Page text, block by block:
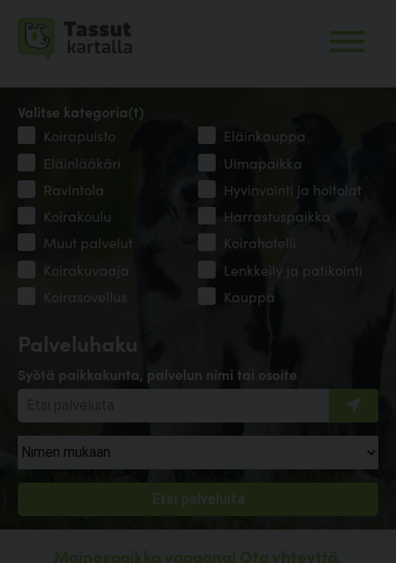
Palveluhaku
Syötä paikkakunta, palvelun nimi tai osoite
Valitse kategoria(t)
Koirapuisto
Eläinkauppa
Eläinlääkäri
Uimapaikka
Ravintola
Hyvinvointi ja hoitolat
Koirakoulu
Harrastuspaikka
Muut palvelut
Koirahotelli
Koirakuvaaja
Lenkkeily ja patikointi
Koirasovellus
Kauppa
Mainospaikka vapaana! Ota yhteyttä.